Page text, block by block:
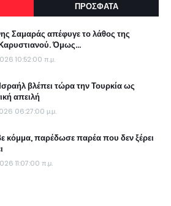
ΠΡΟΣΦΑΤΑ
Σαμαράς απέφυγε το λάθος της
Όμως...
10:52:00 π.μ.
Ισραήλ βλέπει τώρα την Τουρκία ως
απειλή
06:27:00 μ.μ.
κόμμα, παρέδωσε παρέα που δεν ξέρει
11:07:00 π.μ.